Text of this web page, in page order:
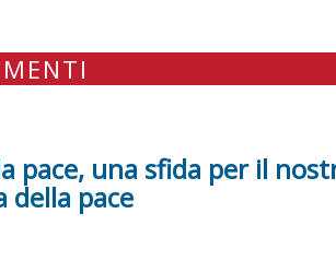
pace, una sfida per il
della pace